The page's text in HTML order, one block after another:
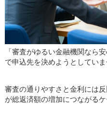
「審査がゆるい金融機関なら
で申込先を決めようとしていま
審査の通りやすさと金利には
が総返済額の増加につながる